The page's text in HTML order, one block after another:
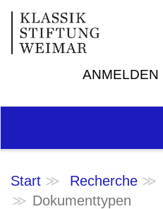
ANMELDEN
Start Recherche
Dokumenttypen